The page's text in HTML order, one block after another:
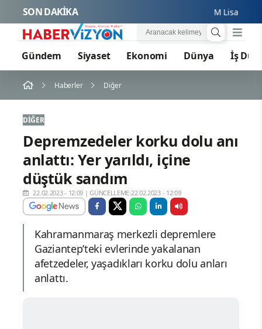
SON DAKİKA M Lisa ve
Gündem Siyaset Ekonomi Dünya İş
Haberler Diğer
DIĞER
Depremzedeler korku dolu anı
anlattı: Yer yarıldı, içine
düştük sandım
22.02.2023 - 12:09 |GÜNCELLEME:22.02.2023 - 12:09
Kahramanmaraş merkezli depremlere
Gaziantep’teki evlerinde yakalanan
afetzedeler, yaşadıkları korku dolu anları
anlattı.